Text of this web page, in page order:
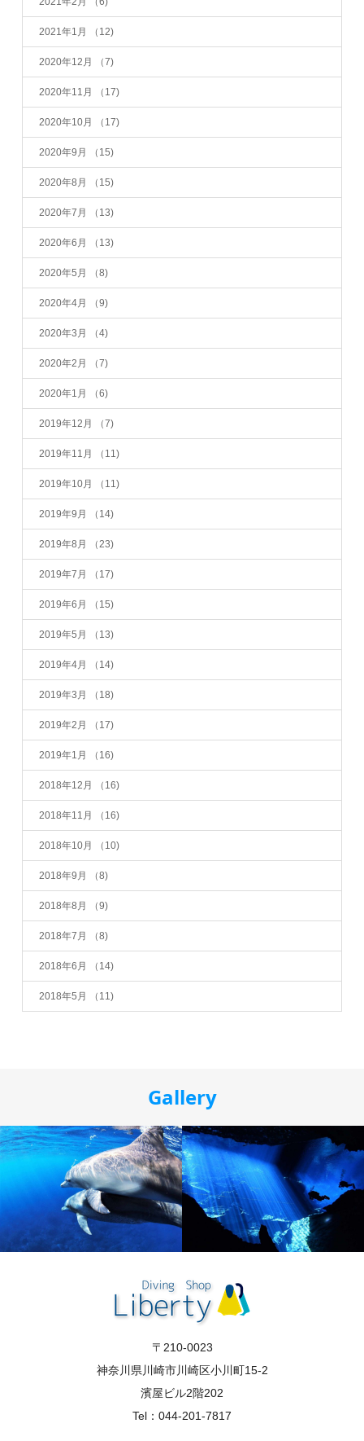
2021年1月 （12)
2020年12月 （7)
2020年11月 （17)
2020年10月 （17)
2020年9月 （15)
2020年8月 （15)
2020年7月 （13)
2020年6月 （13)
2020年5月 （8)
2020年4月 （9)
2020年3月 （4)
2020年2月 （7)
2020年1月 （6)
2019年12月 （7)
2019年11月 （11)
2019年10月 （11)
2019年9月 （14)
2019年8月 （23)
2019年7月 （17)
2019年6月 （15)
2019年5月 （13)
2019年4月 （14)
2019年3月 （18)
2019年2月 （17)
2019年1月 （16)
2018年12月 （16)
2018年11月 （16)
2018年10月 （10)
2018年9月 （8)
2018年8月 （9)
2018年7月 （8)
2018年6月 （14)
2018年5月 （11)
Gallery
〒210-0023
神奈川県川崎市川崎区小川町15-2
濱屋ビル2階202
Tel：044-201-7817